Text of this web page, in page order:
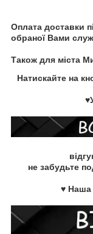
Оплата доставки
обраної Вами
Також для міста
Натискайте на
не забудьте
♥ Наша